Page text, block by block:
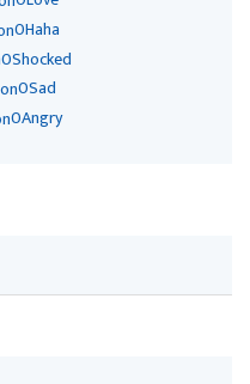
0Haha
0Shocked
0Sad
0Angry